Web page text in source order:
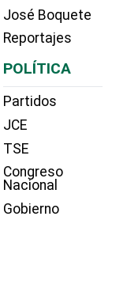
José Boquete
Reportajes
POLÍTICA
Partidos
JCE
TSE
Congreso
Nacional
Gobierno